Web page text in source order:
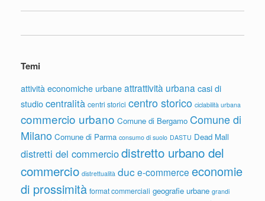
Temi
attività economiche urbaneattrattività urbana casi di
studiocentralità centri storici centro storico ciclabilità urbana
commercio urbano Comune di Bergamo Comune di
Milano Comune di Parma consumo di suolo DASTU Dead Mall
distretti del commerciodistretto urbano del
commercio distrettualità duc e-commerce economie
di prossimità format commerciali geografie urbane grandi